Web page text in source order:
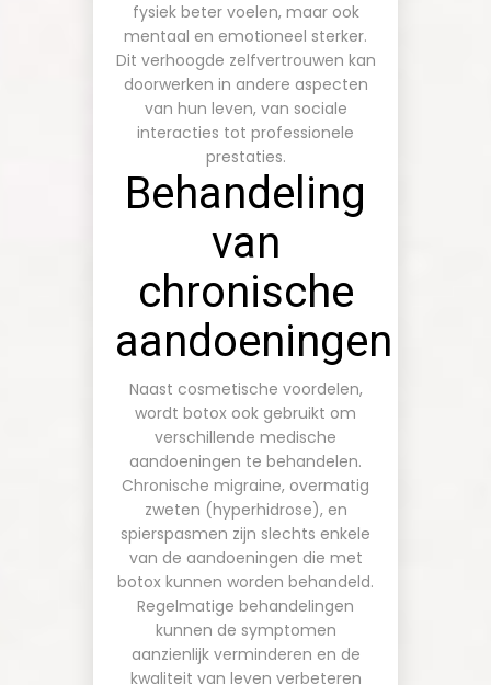
fysiek beter voelen, maar ook
mentaal en emotioneel sterker.
Dit verhoogde zelfvertrouwen kan
doorwerken in andere aspecten
van hun leven, van sociale
interacties tot professionele
prestaties.
Behandeling
van
chronische
aandoeningen
Naast cosmetische voordelen,
wordt botox ook gebruikt om
verschillende medische
aandoeningen te behandelen.
Chronische migraine, overmatig
zweten (hyperhidrose), en
spierspasmen zijn slechts enkele
van de aandoeningen die met
botox kunnen worden behandeld.
Regelmatige behandelingen
kunnen de symptomen
aanzienlijk verminderen en de
kwaliteit van leven verbeteren